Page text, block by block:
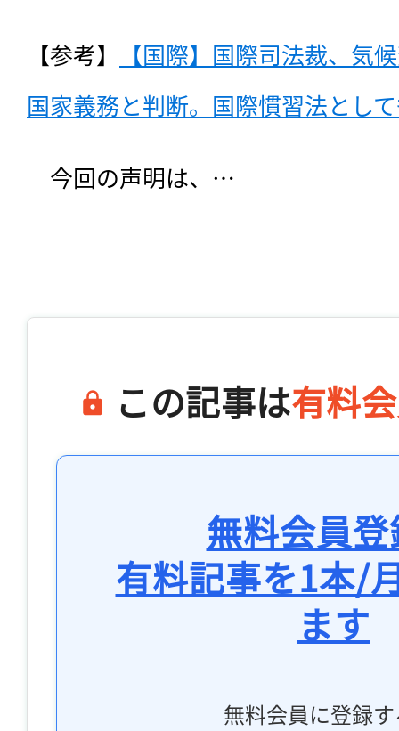
【参考】
【国際】国際司法裁、気
国家義務と判断。国際慣習法とし
今回の声明は、…
この記事は有料
無料会員
有料記事を1本/
ます
無料会員に登録